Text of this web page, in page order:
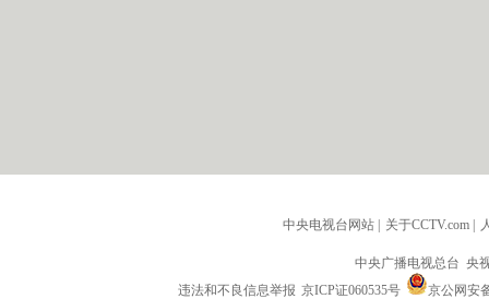
中央电视台网站 | 关于CCTV.com |
中央广播电视总台 央
违法和不良信息举报 京ICP证060535号
京公网安